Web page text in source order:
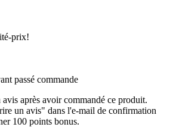
prix!
passé commande
après avoir commandé ce produit.
un avis" dans l'e-mail de confirmation
100 points bonus.